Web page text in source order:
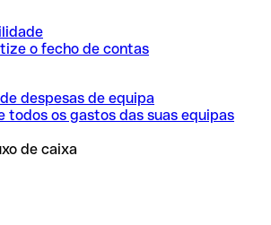
o fecho de contas
despesas de equipa
todos os gastos das suas equipas
de caixa